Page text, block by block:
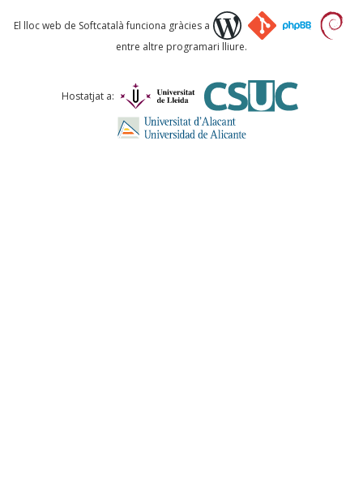
Què proposeu?
Comentari *
El lloc web de Softcatalà funciona gràcies a
entre altre programari lliure.
Hostatjat a: